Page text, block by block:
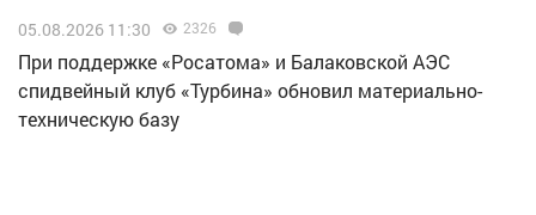
05.08.2026 11:30 2326
При поддержке «Росатома» и Балаковской АЭС
спидвейный клуб «Турбина» обновил материально-
техническую базу